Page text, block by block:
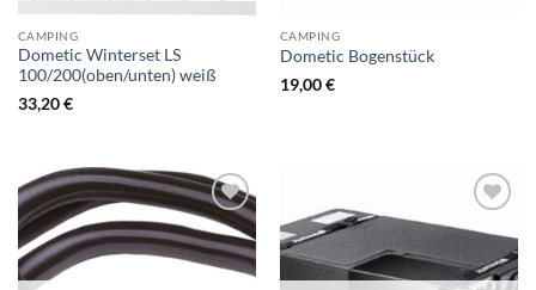
CAMPING
Dometic Winterset LS
100/200(oben/unten) weiß
33,20€
CAMPING
Dometic Bogenstück
19,00€